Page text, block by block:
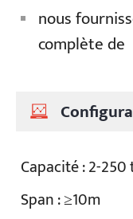
nous
complète de
Capacité : 2-
Span : ≥10m